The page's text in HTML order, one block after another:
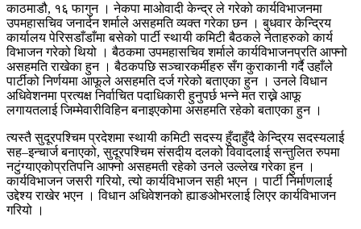
काठमाडौ, १६ फागुन । नेकपा माओवादी केन्द्र ले गरेको कार्यविभाजनमा
उपमहासचिव जनार्दन शर्माले असहमति व्यक्त गरेका छन । बुधवार केन्द्रिय
कार्यालय पेरिसडाँडाँमा बसेको पार्टी स्थायी कमिटी बैठकले नेताहरुको कार्य
विभाजन गरेको थियो । बैठकमा उपमहासचिव शर्माले कार्यविभाजनप्रति आफ्नो
असहमति राखेका हुन । बैठकपछि सञ्चारकर्मीहरु सँग कुराकानी गर्दै उहाँले
पार्टीको निर्णयमा आफूले असहमति दर्ज गरेको बताएका हुन । उनले विधान
अधिवेशनमा प्रत्यक्ष निर्वाचित पदाधिकारी हुनुपर्छ भन्ने मत राख्ने आफू
लगायतलाई जिम्मेवारीविहिन बनाइएकोमा असहमति रहेको बताएका हुन ।
त्यस्तै सुदूरपश्चिम प्रदेशमा स्थायी कमिटी सदस्य हुँदाहुँदै केन्द्रिय सदस्यलाई
सह–इन्चार्ज बनाएको, सुदूरपश्चिम संसदीय दलको विवादलाई सन्तुलित रुपमा
नटुंग्याएकोप्रतिपनि आफ्नो असहमती रहेको उनले उल्लेख गरेका हुन ।
कार्यविभाजन जसरी गरियो, त्यो कार्यविभाजन सही भएन । पार्टी निर्माणलाई
उद्देश्य राखेर भएन । विधान अधिवेशनको ह्याङओभरलाई लिएर कार्यविभाजन
गरियो ।